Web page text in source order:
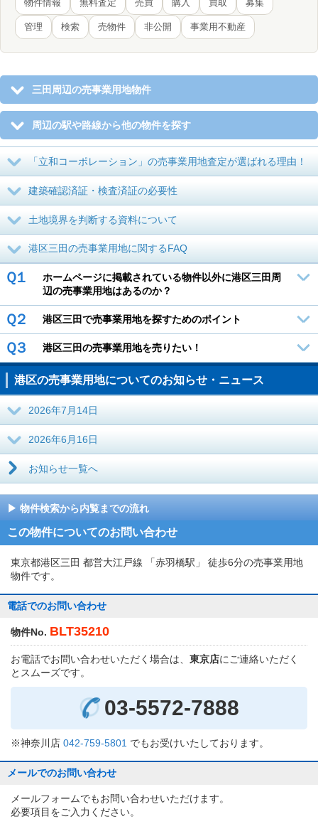
物件情報 無料査定 売買 購入 買取 募集
管理 検索 売物件 非公開 事業用不動産
三田周辺の売事業用地物件
周辺の駅や路線から他の物件を探す
「立和コーポレーション」の売事業用地査定が選ばれる理由！
建築確認済証・検査済証の必要性
土地境界を判断する資料について
港区三田の売事業用地に関するFAQ
Ｑ１
ホームページに掲載されている物件以外に港区三田周
辺の売事業用地はあるのか？
Ｑ２ 港区三田で売事業用地を探すためのポイント
Ｑ３ 港区三田の売事業用地を売りたい！
港区の売事業用地についてのお知らせ・ニュース
2026年7月14日
2026年6月16日
お知らせ一覧へ
物件検索から内覧までの流れ
この物件についてのお問い合わせ
東京都港区三田 都営大江戸線 「赤羽橋駅」 徒歩6分の売事業用地
物件です。
電話でのお問い合わせ
物件No. BLT35210
お電話でお問い合わせいただく場合は、 東京店にご連絡いただく
とスムーズです。
03-5572-7888
※神奈川店 042-759-5801 でもお受けいたしております。
メールでのお問い合わせ
メールフォームでもお問い合わせいただけます。
必要項目をご入力ください。